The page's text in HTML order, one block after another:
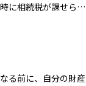
に相続税が課せられ
引くことができま
額と今回の取得額の
る前に、自分の財産